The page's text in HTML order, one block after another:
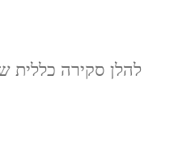
להלן סקירה כללית